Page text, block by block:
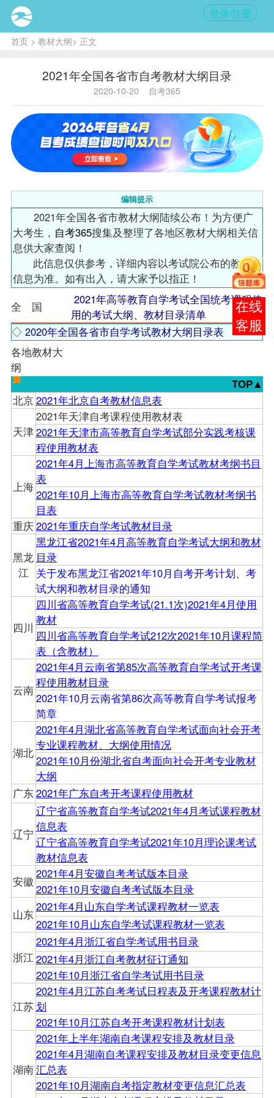
登录/注册
首页> 教材大纲> 正文
2021年全国各省市自考教材大纲目录
2020-10-20 自考365
编辑提示
2021年全国各省市教材大纲陆续公布！为方便广
大考生， 自考365搜集及整理了各地区教材大纲相关信
息供大家查阅！
此信息仅供参考，详细内容以考试院公布的教材
信息为准。如有出入，请大家予以指正！
全 国
2021年高等教育自学考试全国统考课程使
用的考试大纲、教材目录清单
◇ 2020年全国各省市自学考试教材大纲目录表
各地教材大
纲
TOP▲
北京2021年北京自考教材信息表
天津
2021年天津自考课程使用教材表
2021年天津市高等教育自学考试部分实践考核课
程使用教材表
上海
2021年4月上海市高等教育自学考试教材考纲书目
表
2021年10月上海市高等教育自学考试教材考纲书
目表
重庆2021年重庆自学考试教材目录
黑龙
江
黑龙江省2021年4月高等教育自学考试大纲和教材
目录
关于发布黑龙江省2021年10月自考开考计划、考
试大纲和教材目录的通知
四川
四川省高等教育自学考试(21.1次)2021年4月使用
教材
四川省高等教育自学考试212次2021年10月课程简
表（含教材）
云南
2021年4月云南省第85次高等教育自学考试开考课
程使用教材目录
2021年10月云南省第86次高等教育自学考试报考
简章
湖北
2021年4月湖北省高等教育自学考试面向社会开考
专业课程教材、大纲使用情况
2021年10月份湖北省自考面向社会开考专业教材
大纲
广东2021年广东自考开考课程使用教材
辽宁
辽宁省高等教育自学考试2021年4月考试课程教材
信息表
辽宁省高等教育自学考试2021年10月理论课考试
教材信息表
安徽
2021年4月安徽自考考试版本目录
2021年10月安徽自考考试版本目录
山东
2021年4月山东自学考试课程教材一览表
2021年10月山东自学考试课程教材一览表
浙江
2021年4月浙江省自学考试用书目录
2021年4月浙江自考教材征订通知
2021年10月浙江省自学考试用书目录
江苏
2021年4月江苏自考考试日程表及开考课程教材计
划
2021年10月江苏自考开考课程教材计划表
湖南
2021年上半年湖南自考课程安排及教材目录
2021年4月湖南自考课程安排及教材目录变更信息
汇总表
2021年10月湖南自考指定教材变更信息汇总表
报考
咨询